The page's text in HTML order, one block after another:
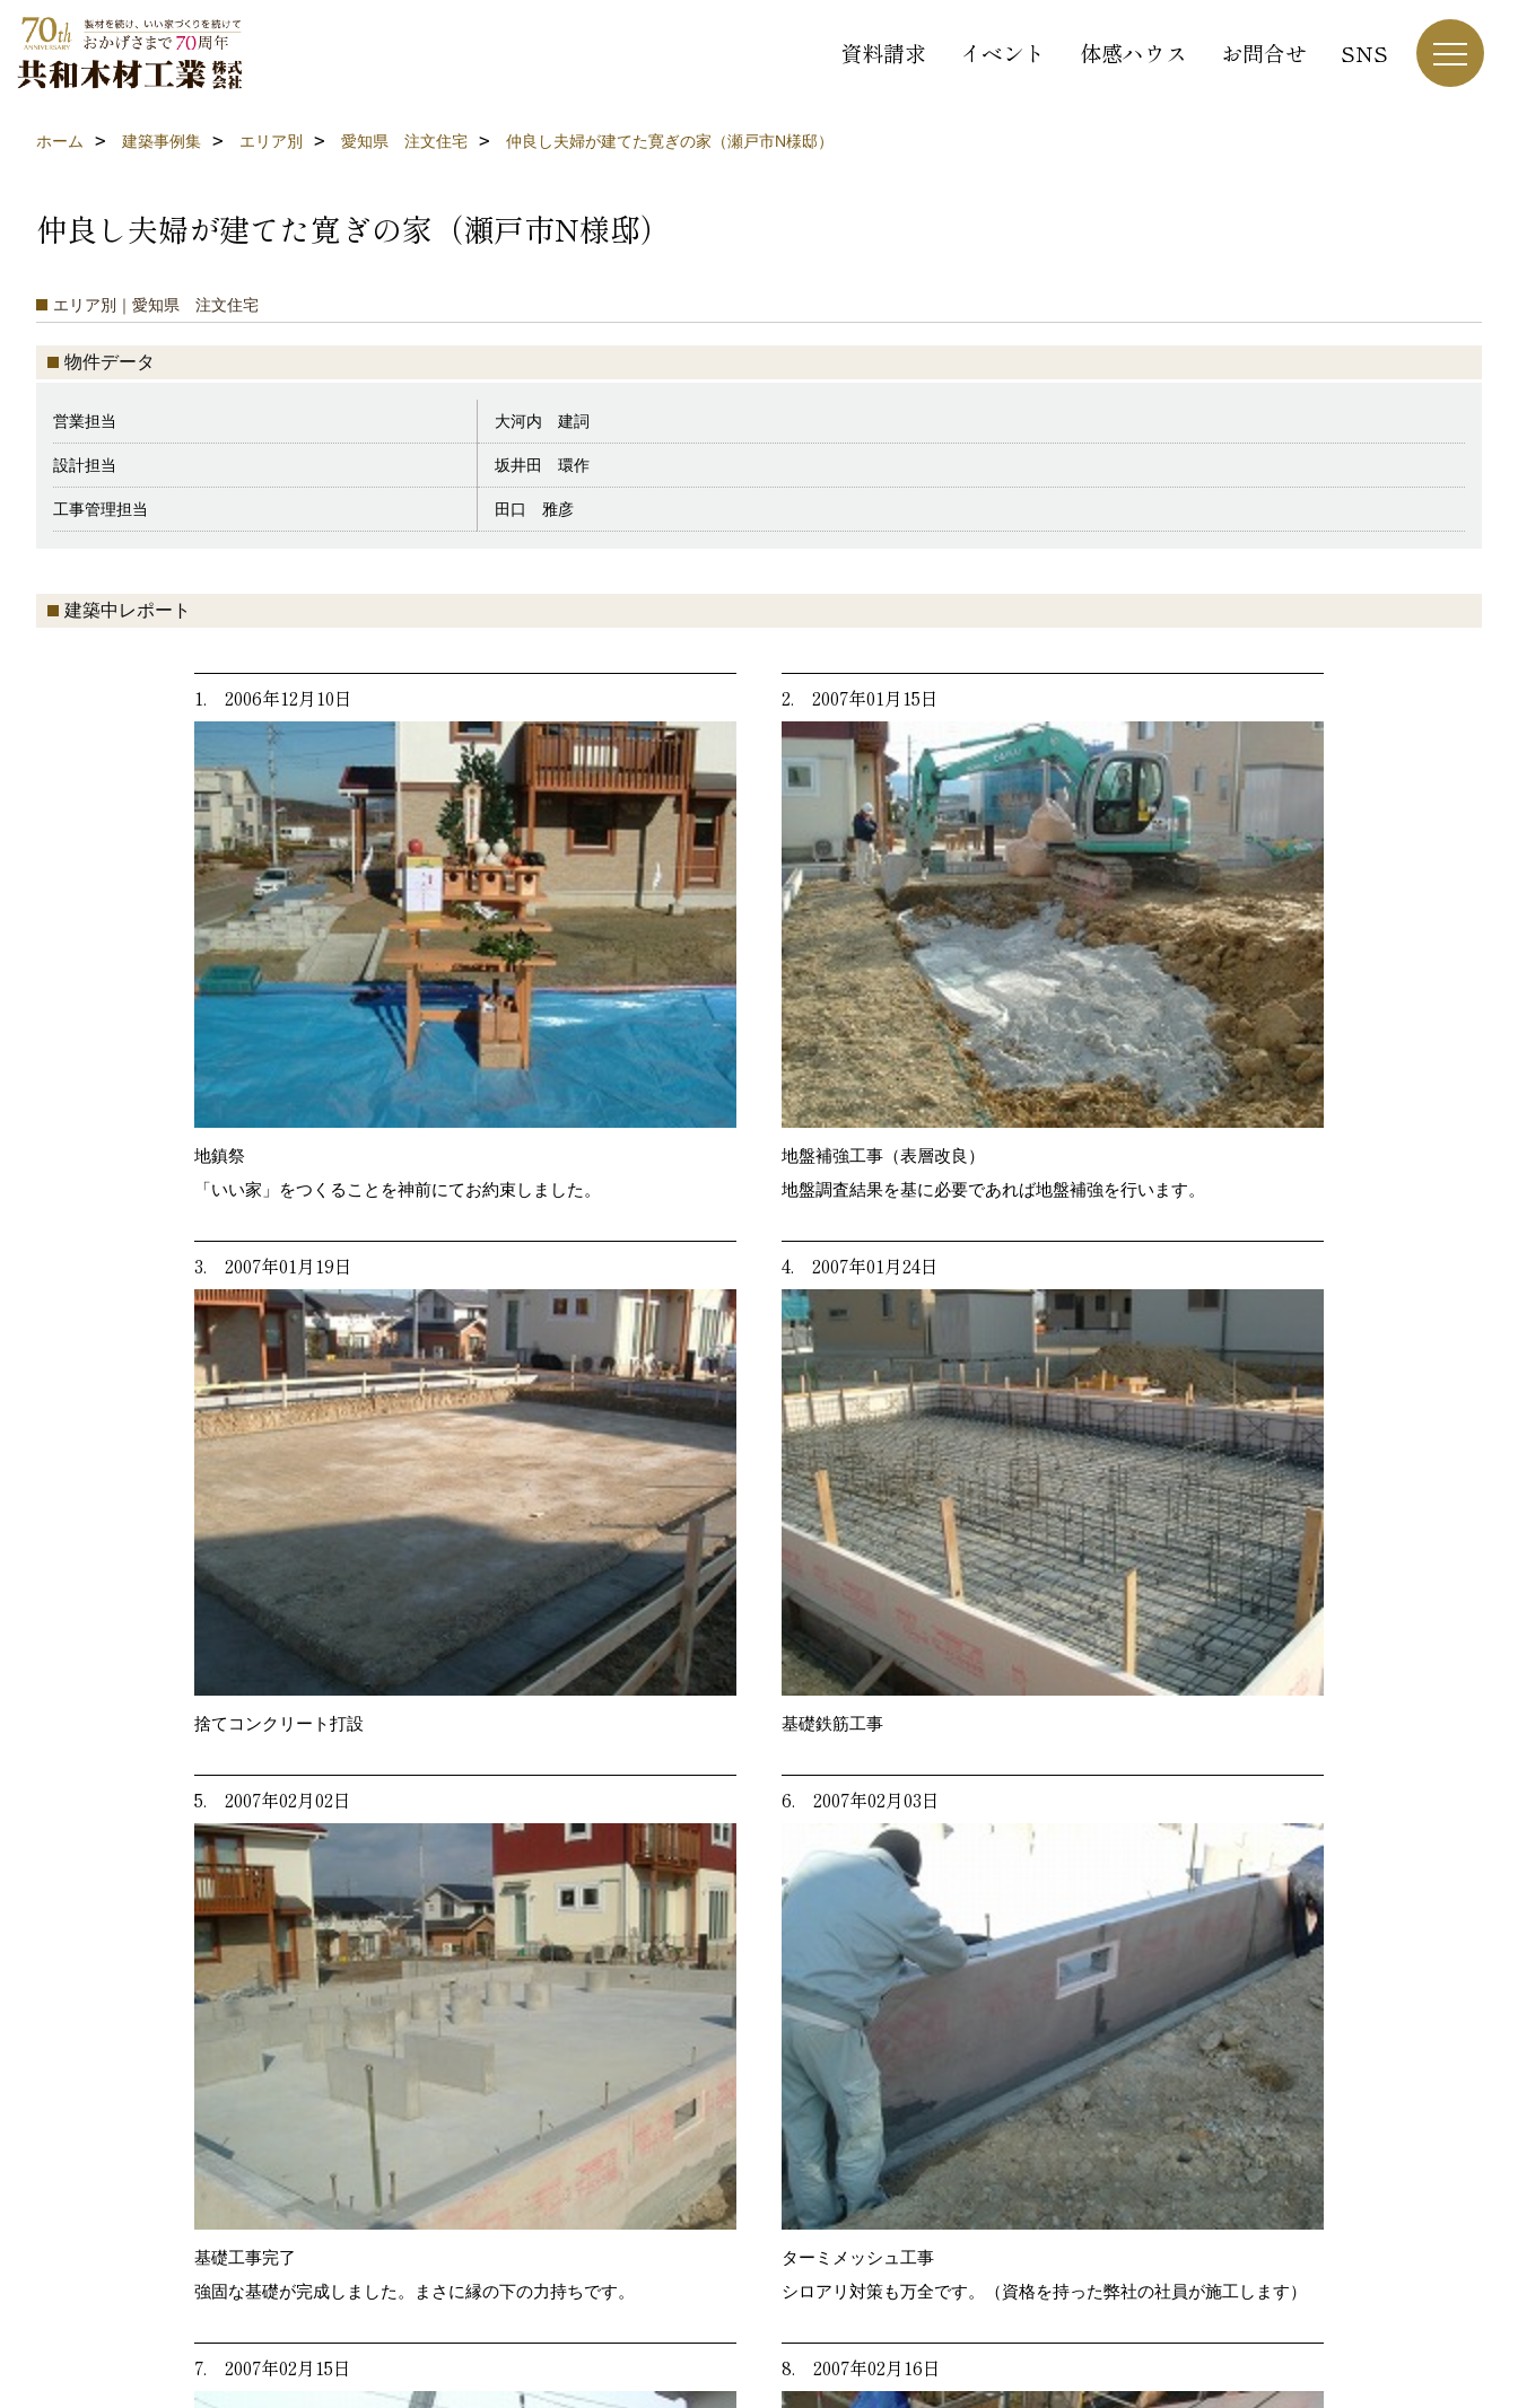
資料請求 イベント 体感ハウス お問合せ SNS
ホーム 建築事例集 エリア別 愛知県 注文住宅 仲良し夫婦が建てた寛ぎの家（瀬戸市N様邸）
仲良し夫婦が建てた寛ぎの家（瀬戸市N様邸）
エリア別｜愛知県 注文住宅
物件データ
営業担当 大河内 建詞
設計担当 坂井田 環作
工事管理担当 田口 雅彦
建築中レポート
1. 2006年12月10日
地鎮祭
「いい家」をつくることを神前にてお約束しました。
2. 2007年01月15日
地盤補強工事（表層改良）
地盤調査結果を基に必要であれば地盤補強を行います。
3. 2007年01月19日
捨てコンクリート打設
4. 2007年01月24日
基礎鉄筋工事
5. 2007年02月02日
基礎工事完了
強固な基礎が完成しました。まさに縁の下の力持ちです。
6. 2007年02月03日
ターミメッシュ工事
シロアリ対策も万全です。（資格を持った弊社の社員が施工します）
7. 2007年02月15日 8. 2007年02月16日